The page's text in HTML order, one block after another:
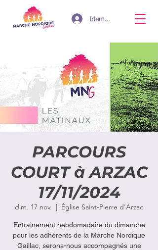
Identifiant
PARCOURS
COURT à ARZAC
17/11/2024
dim. 17 nov.
  |
Église Saint-Pierre d'Arzac
Entrainement hebdomadaire du dimanche
pour les adhérents de la Marche Nordique
Gaillac, serons-nous accompagnés une